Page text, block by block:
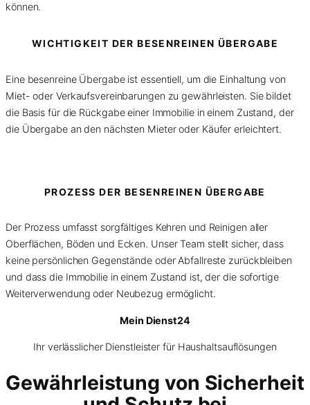
können.
WICHTIGKEIT DER BESENREINEN ÜBERGABE
Eine besenreine Übergabe ist essentiell, um die Einhaltung von
Miet- oder Verkaufsvereinbarungen zu gewährleisten. Sie bildet
die Basis für die Rückgabe einer Immobilie in einem Zustand, der
die Übergabe an den nächsten Mieter oder Käufer erleichtert.
PROZESS DER BESENREINEN ÜBERGABE
Der Prozess umfasst sorgfältiges Kehren und Reinigen aller
Oberflächen, Böden und Ecken. Unser Team stellt sicher, dass
keine persönlichen Gegenstände oder Abfallreste zurückbleiben
und dass die Immobilie in einem Zustand ist, der die sofortige
Weiterverwendung oder Neubezug ermöglicht.
Mein Dienst24
Ihr verlässlicher Dienstleister für Haushaltsauflösungen
Gewährleistung von Sicherheit